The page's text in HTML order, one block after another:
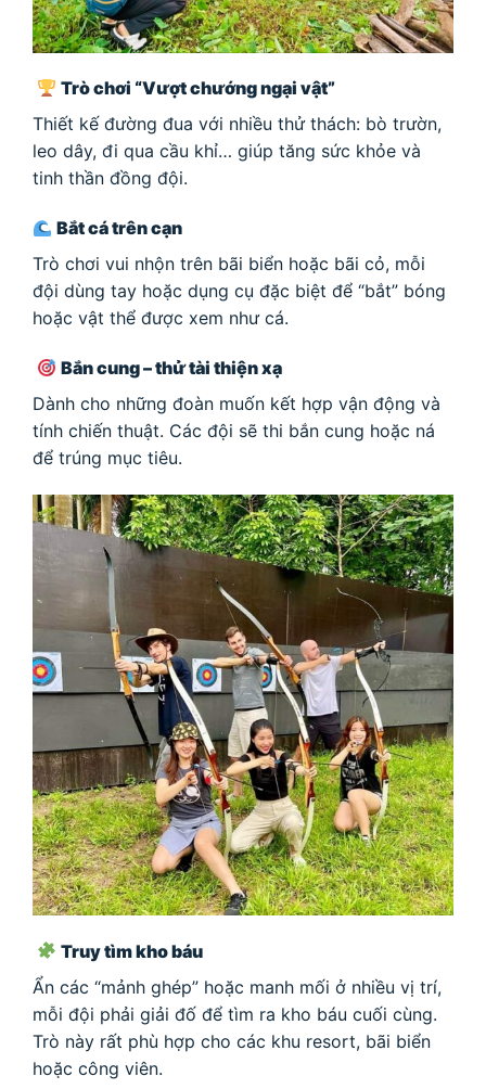
Trò chơi “Vượt chướng ngại vật”
Thiết kế đường đua với nhiều thử thách: bò trườn,
leo dây, đi qua cầu khỉ… giúp tăng sức khỏe và
tinh thần đồng đội.
Bắt cá trên cạn
Trò chơi vui nhộn trên bãi biển hoặc bãi cỏ, mỗi
đội dùng tay hoặc dụng cụ đặc biệt để “bắt” bóng
hoặc vật thể được xem như cá.
Bắn cung – thử tài thiện xạ
Dành cho những đoàn muốn kết hợp vận động và
tính chiến thuật. Các đội sẽ thi bắn cung hoặc ná
để trúng mục tiêu.
Truy tìm kho báu
Ẩn các “mảnh ghép” hoặc manh mối ở nhiều vị trí,
mỗi đội phải giải đố để tìm ra kho báu cuối cùng.
Trò này rất phù hợp cho các khu resort, bãi biển
hoặc công viên.